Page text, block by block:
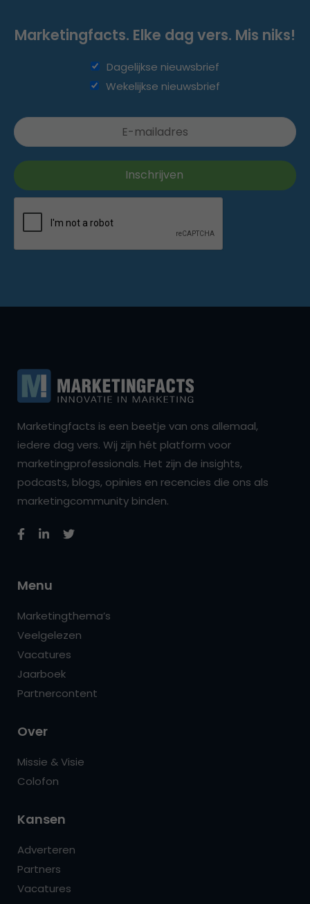
Marketingfacts. Elke dag vers. Mis niks!
Dagelijkse nieuwsbrief
Wekelijkse nieuwsbrief
Marketingfacts is een beetje van ons allemaal,
iedere dag vers. Wij zijn hét platform voor
marketingprofessionals. Het zijn de insights,
podcasts, blogs, opinies en recencies die ons als
marketingcommunity binden.
Menu
Marketingthema’s
Veelgelezen
Vacatures
Jaarboek
Partnercontent
Over
Missie & Visie
Colofon
Kansen
Adverteren
Partners
Vacatures